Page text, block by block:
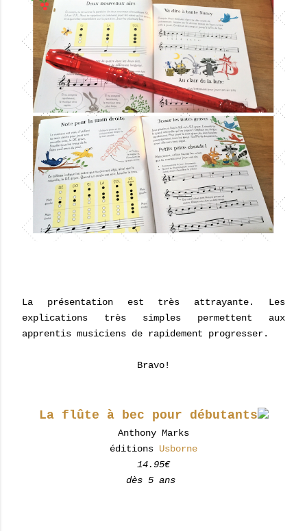
La présentation est très attrayante. Les
explications très simples permettent aux
apprentis musiciens de rapidement progresser.
Bravo!
La flûte à bec pour débutants
Anthony Marks
éditions Usborne
14.95€
dès 5 ans